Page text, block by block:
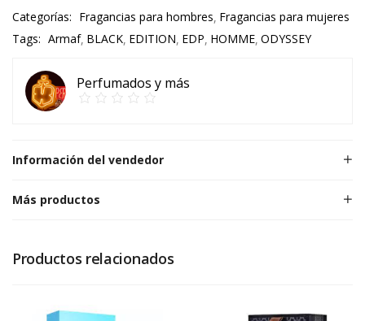
Categorías: Fragancias para hombres Fragancias para mujeres
Tags: Armaf BLACK EDITION EDP HOMME ODYSSEY
Perfumados y más
Información del vendedor
Más productos
Productos relacionados